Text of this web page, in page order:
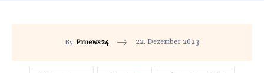
By Prnews24 22. Dezember 2023